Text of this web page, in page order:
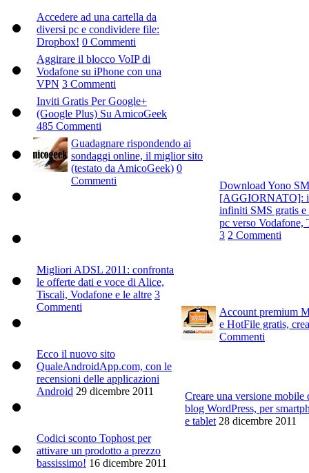
Accedere ad una cartella da
diversi pc e condividere file:
Dropbox! 0 Commenti
Aggirare il blocco VoIP di
Vodafone su iPhone con una
VPN 3 Commenti
Inviti Gratis Per Google+
(Google Plus) Su AmicoGeek
485 Commenti
Guadagnare rispondendo ai
sondaggi online, il miglior sito
(testato da AmicoGeek) 0
Commenti
Download Yono
[AGGIORNATO]:
infiniti SMS gratis e
pc verso Vodafone,
3 2 Commenti
Migliori ADSL 2011: confronta
le offerte dati e voce di Alice,
Tiscali, Vodafone e le altre 3
Commenti
Account premium
e HotFile gratis,
Commenti
Ecco il nuovo sito
QualeAndroidApp.com, con le
recensioni delle applicazioni
Android 29 dicembre 2011
Creare una versione mobile
blog WordPress, per
e tablet 28 dicembre 2011
Codici sconto Tophost per
attivare un prodotto a prezzo
bassissimo! 16 dicembre 2011